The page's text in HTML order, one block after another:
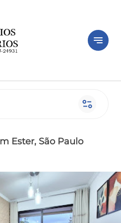
notes
page_info
Ester, São Paulo